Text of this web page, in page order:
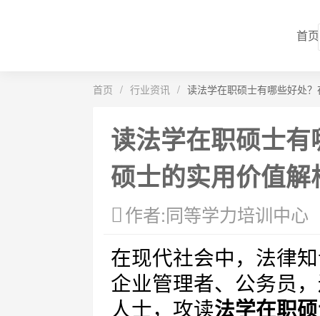
首页
首页 / 行业资讯 / 读法学在职硕士有哪些好处
读法学在职硕士
硕士的实用价值解
作者:同等学力培训中心
在现代社会中，法律
企业管理者、公务员
人士，攻读法学在职